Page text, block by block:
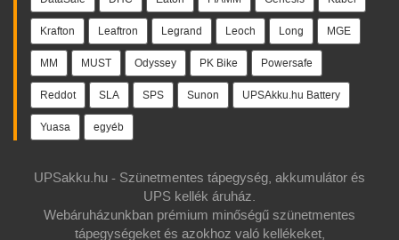
Krafton Leaftron Legrand Leoch Long MGE
MM MUST Odyssey PK Bike Powersafe
Reddot SLA SPS Sunon UPSAkku.hu Battery
Yuasa egyéb
UPSakku.hu - Szünetmentes tápegység, akkumulátor és
UPS kellék áruház.
Webáruházunkban prémium minőségű szünetmentes
tápegységeket és azokhoz való kellékeket,